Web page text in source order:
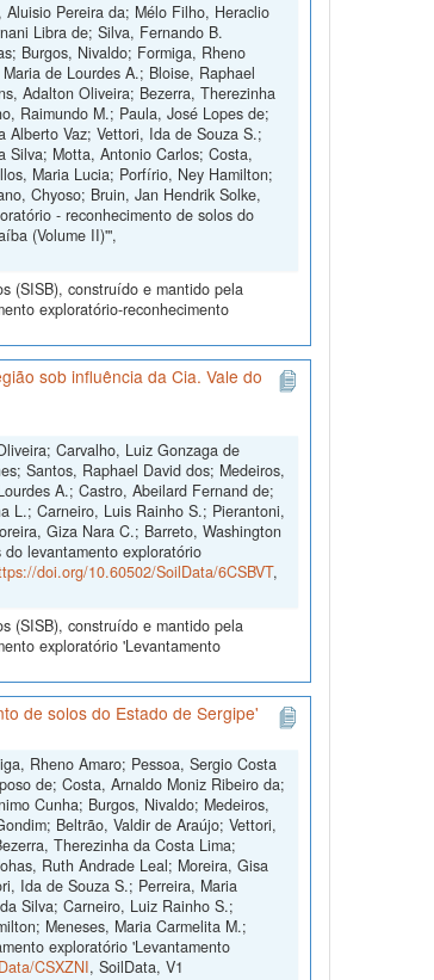
Pereira da; Mélo Filho, Heraclio
Libra de; Silva, Fernando B.
Burgos, Nivaldo; Formiga, Rheno
de Lourdes A.; Bloise, Raphael
Adalton Oliveira; Bezerra, Therezinha
Raimundo M.; Paula, José Lopes de;
Vaz; Vettori, Ida de Souza S.;
Silva; Motta, Antonio Carlos; Costa,
Maria Lucia; Porfírio, Ney Hamilton;
Chyoso; Bruin, Jan Hendrik Solke,
- reconhecimento de solos do
(Volume II)'",
(SISB), construído e mantido pela
exploratório-reconhecimento
sob influência da Cia. Vale do
Carvalho, Luiz Gonzaga de
Santos, Raphael David dos; Medeiros,
A.; Castro, Abeilard Fernand de;
L.; Carneiro, Luis Rainho S.; Pierantoni,
Giza Nara C.; Barreto, Washington
levantamento exploratório
doi.org/10.60502/SoilData/6CSBVT,
(SISB), construído e mantido pela
exploratório 'Levantamento
de solos do Estado de Sergipe'
Rheno Amaro; Pessoa, Sergio Costa
de; Costa, Arnaldo Moniz Ribeiro da;
Cunha; Burgos, Nivaldo; Medeiros,
Beltrão, Valdir de Araújo; Vettori,
Therezinha da Costa Lima;
Ruth Andrade Leal; Moreira, Gisa
Ida de Souza S.; Perreira, Maria
Silva; Carneiro, Luiz Rainho S.;
Meneses, Maria Carmelita M.;
exploratório 'Levantamento
CSXZNI, SoilData, V1